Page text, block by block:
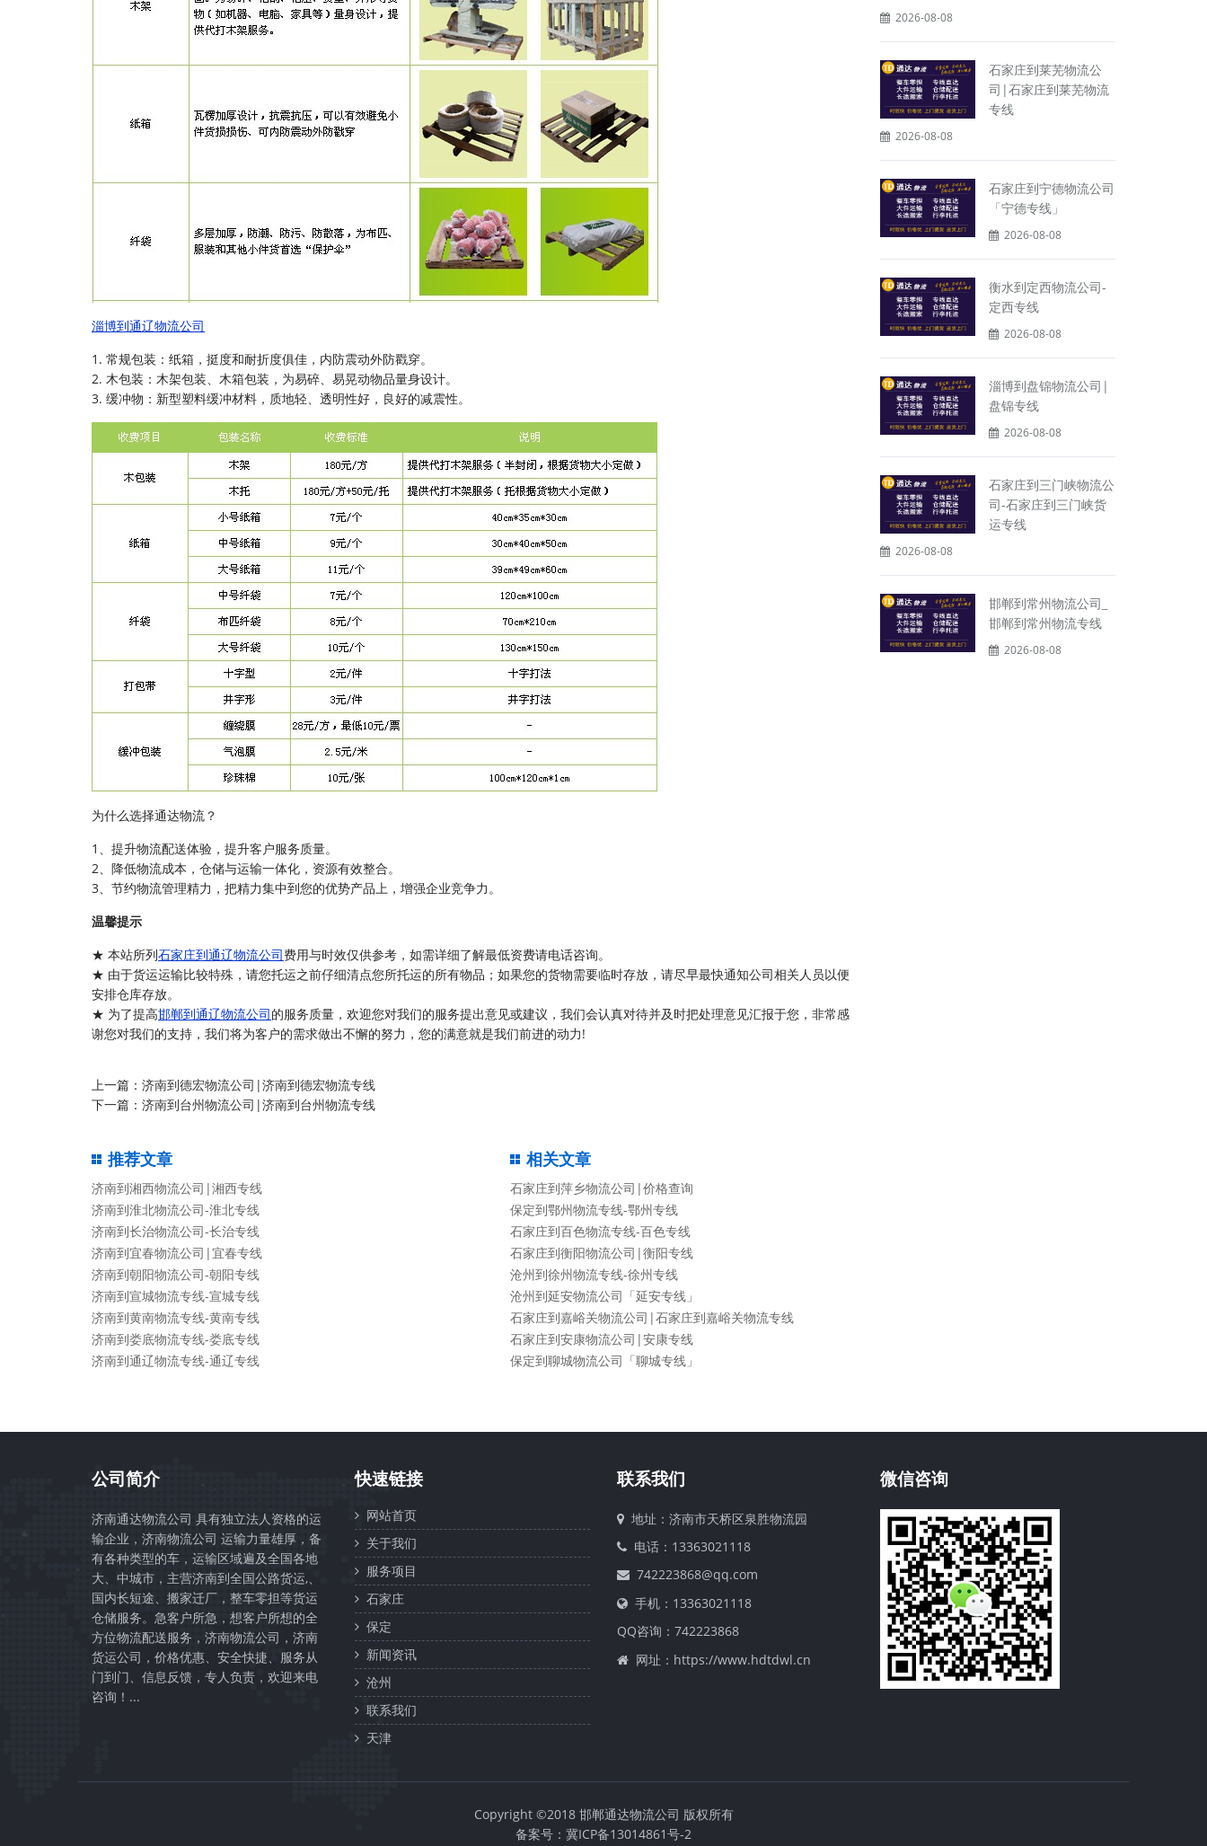
淄博到通辽物流公司
1. 常规包装：纸箱，挺度和耐折度俱佳，内防震动外防戳穿。
2. 木包装：木架包装、木箱包装，为易碎、易晃动物品量身设计。
3. 缓冲物：新型塑料缓冲材料，质地轻、透明性好，良好的减震性。
为什么选择通达物流？
1、提升物流配送体验，提升客户服务质量。
2、降低物流成本，仓储与运输一体化，资源有效整合。
3、节约物流管理精力，把精力集中到您的优势产品上，增强企业竞争力。
温馨提示
★ 本站所列石家庄到通辽物流公司费用与时效仅供参考，如需详细了解最低资费请电话咨询。
★ 由于货运运输比较特殊，请您托运之前仔细清点您所托运的所有物品；如果您的货物需要临时存放，请尽早最快通知公司相关人员以便
安排仓库存放。
★ 为了提高邯郸到通辽物流公司的服务质量，欢迎您对我们的服务提出意见或建议，我们会认真对待并及时把处理意见汇报于您，非常感
谢您对我们的支持，我们将为客户的需求做出不懈的努力，您的满意就是我们前进的动力!
上一篇： 济南到德宏物流公司|济南到德宏物流专线
下一篇： 济南到台州物流公司|济南到台州物流专线
推荐文章
济南到湘西物流公司|湘西专线
济南到淮北物流公司-淮北专线
济南到长治物流公司-长治专线
济南到宜春物流公司|宜春专线
济南到朝阳物流公司-朝阳专线
济南到宣城物流专线-宣城专线
济南到黄南物流专线-黄南专线
济南到娄底物流专线-娄底专线
济南到通辽物流专线-通辽专线
相关文章
石家庄到萍乡物流公司|价格查询
保定到鄂州物流专线-鄂州专线
石家庄到百色物流专线-百色专线
石家庄到衡阳物流公司|衡阳专线
沧州到徐州物流专线-徐州专线
沧州到延安物流公司「延安专线」
石家庄到嘉峪关物流公司|石家庄到嘉峪关物流专线
石家庄到安康物流公司|安康专线
保定到聊城物流公司「聊城专线」
2026-08-08
石家庄到莱芜物流公
司|石家庄到莱芜物流
专线
2026-08-08
石家庄到宁德物流公司
「宁德专线」
2026-08-08
衡水到定西物流公司-
定西专线
2026-08-08
淄博到盘锦物流公司|
盘锦专线
2026-08-08
石家庄到三门峡物流公
司-石家庄到三门峡货
运专线
2026-08-08
邯郸到常州物流公司_
邯郸到常州物流专线
2026-08-08
公司简介
济南通达物流公司 具有独立法人资格的运
输企业，济南物流公司 运输力量雄厚，备
有各种类型的车，运输区域遍及全国各地
大、中城市，主营济南到全国公路货运,、
国内长短途、搬家迁厂，整车零担等货运
仓储服务。急客户所急，想客户所想的全
方位物流配送服务，济南物流公司，济南
货运公司，价格优惠、安全快捷、服务从
门到门、信息反馈，专人负责，欢迎来电
咨询！...
快速链接
网站首页
关于我们
服务项目
石家庄
保定
新闻资讯
沧州
联系我们
天津
联系我们
地址：济南市天桥区泉胜物流园
电话：13363021118
742223868@qq.com
手机：13363021118
QQ咨询： 742223868
网址：https://www.hdtdwl.cn
微信咨询
Copyright ©2018 邯郸通达物流公司 版权所有
备案号：冀ICP备13014861号-2